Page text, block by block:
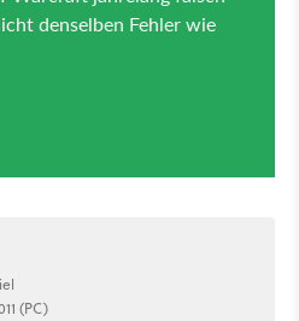
(PC)